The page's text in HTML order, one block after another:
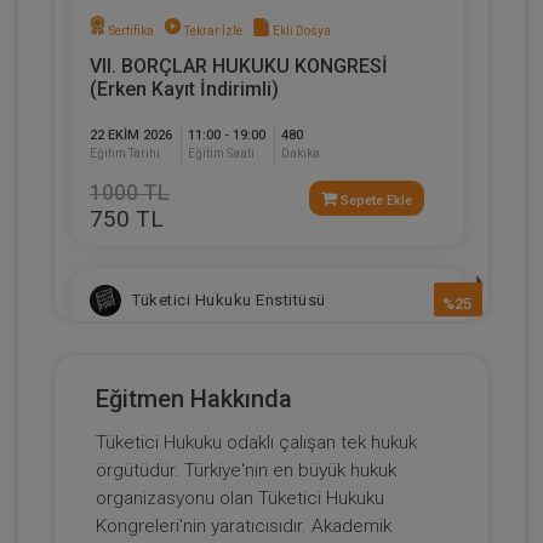
Sertifika Tekrar İzle Ekli Dosya
VII. BORÇLAR HUKUKU KONGRESİ
(Erken Kayıt İndirimli)
22 EKIM 2026
Eğitim Tarihi
11:00 - 19:00
Eğitim Saati
480
Dakika
1000 TL
750 TL
Sepete Ekle
%25
Tüketici Hukuku Enstitüsü
Eğitmen Hakkında
Tüketici Hukuku odaklı çalışan tek hukuk
örgütüdür. Türkiye'nin en büyük hukuk
organizasyonu olan Tüketici Hukuku
Kongreleri'nin yaratıcısıdır. Akademik